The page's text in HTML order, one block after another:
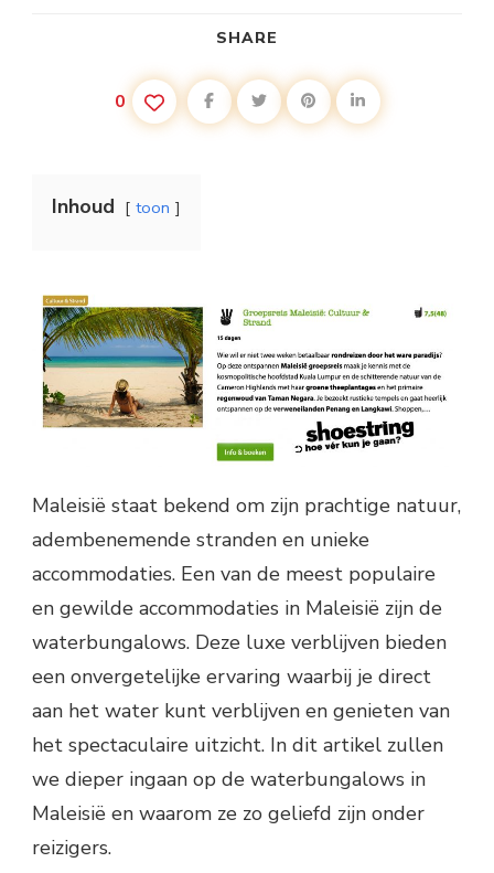
SHARE
0
Inhoud toon
Maleisië staat bekend om zijn prachtige natuur,
adembenemende stranden en unieke
accommodaties. Een van de meest populaire
en gewilde accommodaties in Maleisië zijn de
waterbungalows. Deze luxe verblijven bieden
een onvergetelijke ervaring waarbij je direct
aan het water kunt verblijven en genieten van
het spectaculaire uitzicht. In dit artikel zullen
we dieper ingaan op de waterbungalows in
Maleisië en waarom ze zo geliefd zijn onder
reizigers.